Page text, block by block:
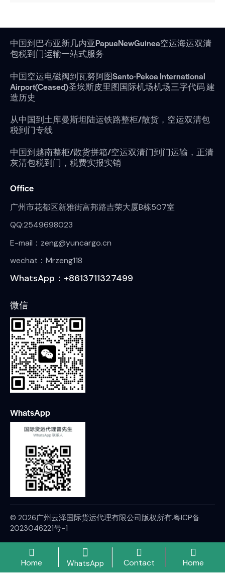
中国到巴布亚新几内亚PapuaNewGuinea空运海运双清
包税到门运输一站式服务
中国空运电磁阀到瓦努阿图Santo-Pekoa International
Airport(Ceased)圣埃斯皮里图国际机场机场三字代码 建
造历史
从中国到土库曼斯坦陆运铁路整柜/散货，空运双清包
税到门专线
中国到越南整柜/散货拼箱/空运双清门到门运输，正清
灰清包税到门，税费实报实销
Office
广州市花都区新雅街富邦路吉荣大厦B栋507室
QQ:2549698023
E-mail：zeng@yuncargo.cn
wechat：Mrzeng118
WhatsApp：+8613711327499
微信
WhatsApp
© 2026广州云泽国际货运代理有限公司版权所有.粤ICP备
2023046221号-1
Home WhatsApp Contact Home